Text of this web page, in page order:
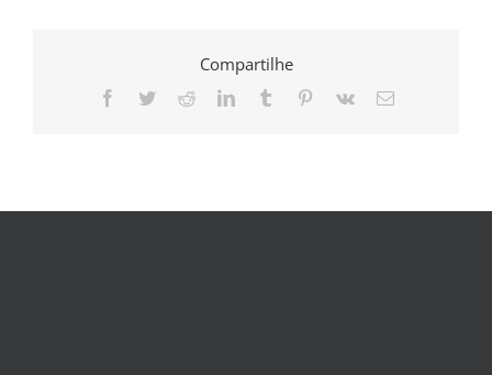
Compartilhe
Facebook
TwitterRedditLinkedInTumblr Pinterest
Vk
E-